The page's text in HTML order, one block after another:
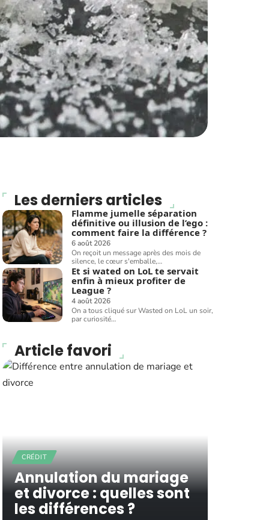
Les derniers articles
Flamme jumelle séparation
définitive ou illusion de l’ego :
comment faire la différence ?
6 août 2026
On reçoit un message après des mois de
silence, le cœur s'emballe,…
Et si wated on LoL te servait
enfin à mieux profiter de
League ?
4 août 2026
On a tous cliqué sur Wasted on LoL un soir,
par curiosité…
Article favori
CRÉDIT
Annulation du mariage
et divorce : quelles sont
les différences ?